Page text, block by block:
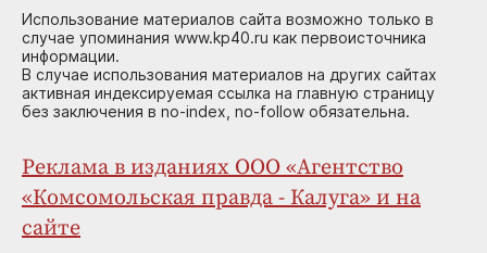
Использование материалов сайта возможно только в
случае упоминания www.kp40.ru как первоисточника
информации.
В случае использования материалов на других сайтах
активная индексируемая ссылка на главную страницу
без заключения в no-index, no-follow обязательна.
Реклама в изданиях ООО «Агентство
«Комсомольская правда - Калуга» и на
сайте